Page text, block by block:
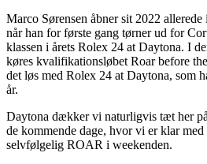
Marco Sørensen åbner sit 2022
når han for første gang tørner ud for
klassen i årets Rolex 24 at Daytona. I
køres kvalifikationsløbet Roar before
det løs med Rolex 24 at Daytona, som
år.
Daytona dækker vi naturligvis tæt her
de kommende dage, hvor vi er klar
selvfølgelig ROAR i weekenden.